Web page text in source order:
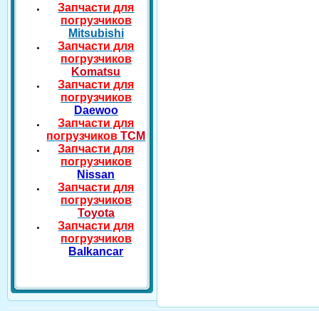
Запчасти для
погрузчиков
Mitsubishi
Запчасти для
погрузчиков
Komatsu
Запчасти для
погрузчиков
Daewoo
Запчасти для
погрузчиков TCM
Запчасти для
погрузчиков
Nissan
Запчасти для
погрузчиков
Toyota
Запчасти для
погрузчиков
Balkancar